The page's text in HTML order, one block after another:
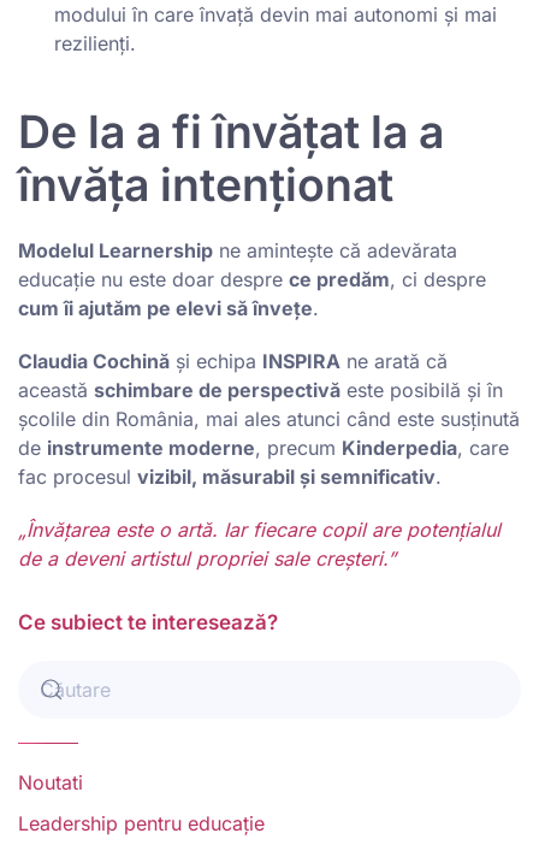
modului în care învață devin mai autonomi și mai
rezilienți.
De la a fi învățat la a
învăța intenționat
Modelul Learnership ne amintește că adevărata
educație nu este doar despre ce predăm, ci despre
cum îi ajutăm pe elevi să învețe.
Claudia Cochină și echipa INSPIRA ne arată că
această schimbare de perspectivă este posibilă și în
școlile din România, mai ales atunci când este susținută
de instrumente moderne, precum Kinderpedia, care
fac procesul vizibil, măsurabil și semnificativ.
„Învățarea este o artă. Iar fiecare copil are potențialul
de a deveni artistul propriei sale creșteri.”
Ce subiect te interesează?
Noutati
Leadership pentru educație